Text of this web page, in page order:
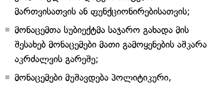
მართვისათვის ან ფუნქციონირებისათვის;
მონაცემთა სუბიექტმა საჯარო გახადა მის
შესახებ მონაცემები მათი გამოყენების აშკარა
აკრძალვის გარეშე;
მონაცემები მუშავდება პოლიტიკური,